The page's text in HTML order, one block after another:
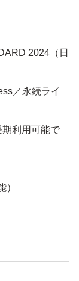
2024（日
／永続ライ
利用可能で
）
含む